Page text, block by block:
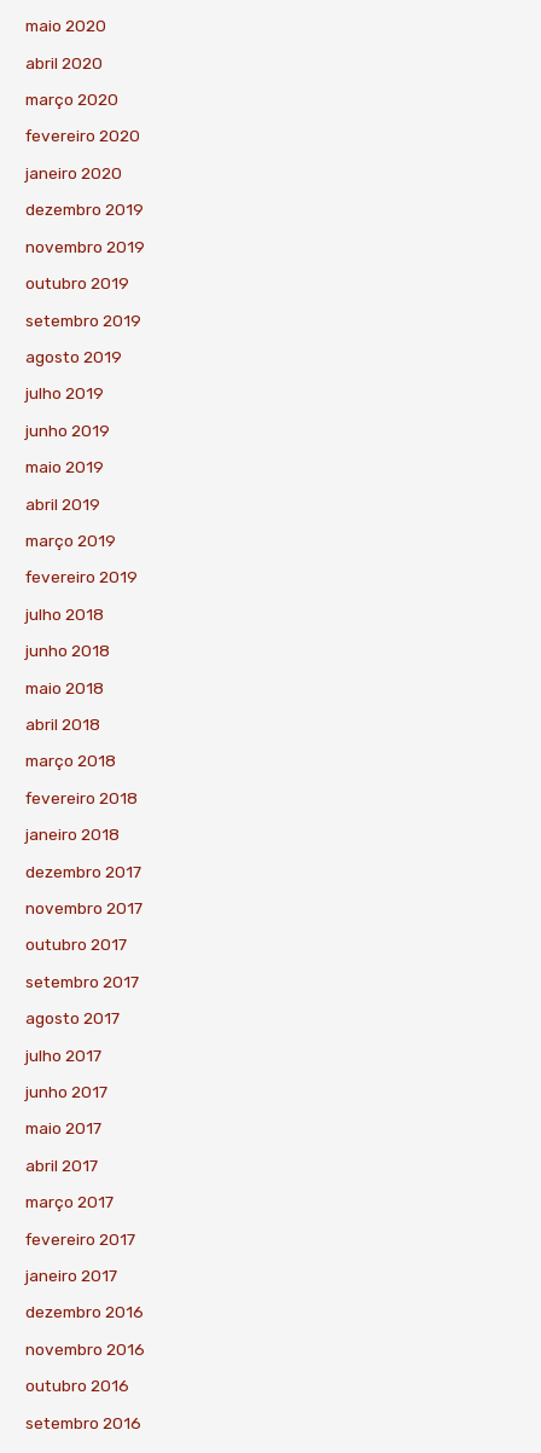
maio 2020
abril 2020
março 2020
fevereiro 2020
janeiro 2020
dezembro 2019
novembro 2019
outubro 2019
setembro 2019
agosto 2019
julho 2019
junho 2019
maio 2019
abril 2019
março 2019
fevereiro 2019
julho 2018
junho 2018
maio 2018
abril 2018
março 2018
fevereiro 2018
janeiro 2018
dezembro 2017
novembro 2017
outubro 2017
setembro 2017
agosto 2017
julho 2017
junho 2017
maio 2017
abril 2017
março 2017
fevereiro 2017
janeiro 2017
dezembro 2016
novembro 2016
outubro 2016
setembro 2016